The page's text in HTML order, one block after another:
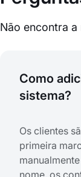
Não encontra
Como
sistema?
Os clientes
primeira